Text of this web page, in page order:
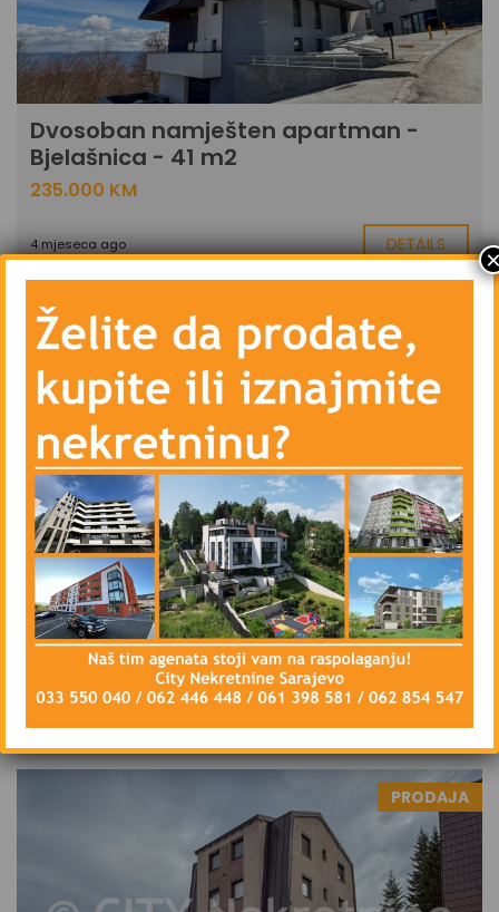
Dvosoban namješten apartman -
Bjelašnica - 41 m2
235.000 KM
4 mjeseca ago DETAILS
PRODAJA
Dvosoban apartman - Jahorina -
Šator - 28 m2
159.000 KM
PRODAJA